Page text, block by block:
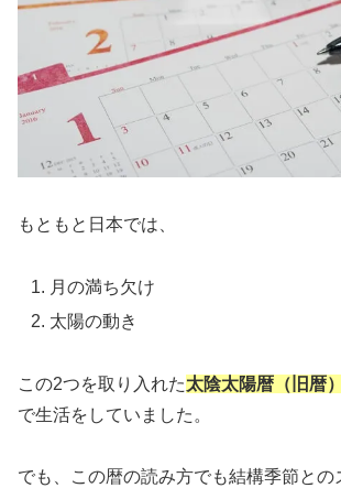
もともと日本では、
月の満ち欠け
太陽の動き
この2つを取り入れた太陰太陽暦（旧暦）
で生活をしていました。
でも、この暦の読み方でも結構季節との